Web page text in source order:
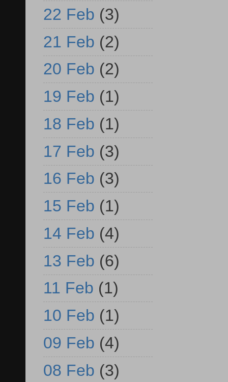
22 Feb (3)
21 Feb (2)
20 Feb (2)
19 Feb (1)
18 Feb (1)
17 Feb (3)
16 Feb (3)
15 Feb (1)
14 Feb (4)
13 Feb (6)
11 Feb (1)
10 Feb (1)
09 Feb (4)
08 Feb (3)